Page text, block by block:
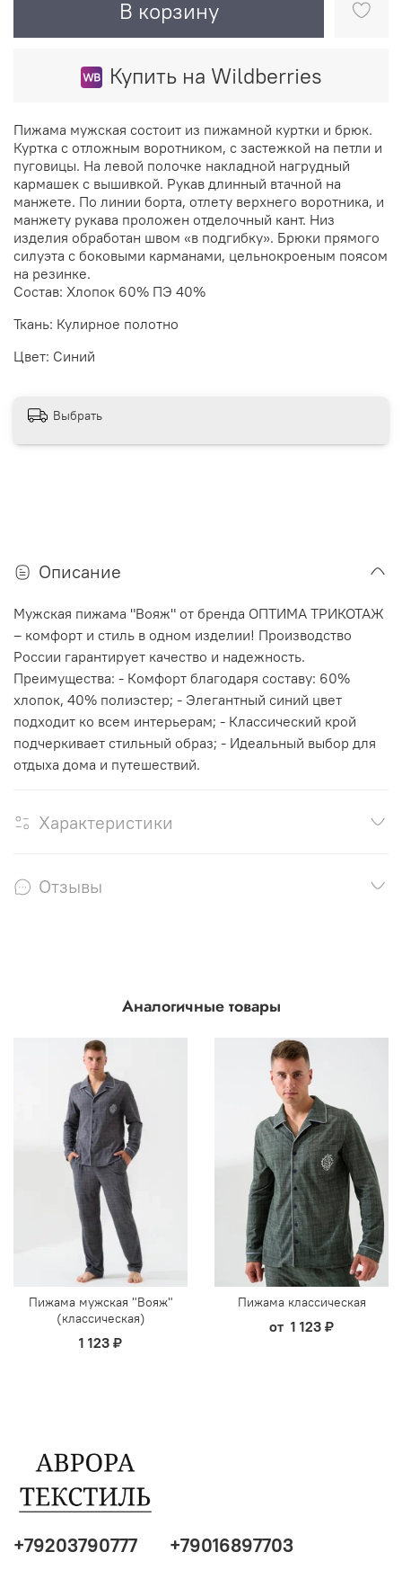
В корзину
Купить на Wildberries
Пижама мужская состоит из пижамной куртки и брюк.
Куртка с отложным воротником, с застежкой на петли и
пуговицы. На левой полочке накладной нагрудный
кармашек с вышивкой. Рукав длинный втачной на
манжете. По линии борта, отлету верхнего воротника, и
манжету рукава проложен отделочный кант. Низ
изделия обработан швом «в подгибку». Брюки прямого
силуэта с боковыми карманами, цельнокроеным поясом
на резинке.
Состав: Хлопок 60% ПЭ 40%
Ткань: Кулирное полотно
Цвет: Синий
Выбрать
Описание
Мужская пижама "Вояж" от бренда ОПТИМА ТРИКОТАЖ
– комфорт и стиль в одном изделии! Производство
России гарантирует качество и надежность.
Преимущества: - Комфорт благодаря составу: 60%
хлопок, 40% полиэстер; - Элегантный синий цвет
подходит ко всем интерьерам; - Классический крой
подчеркивает стильный образ; - Идеальный выбор для
отдыха дома и путешествий.
Характеристики
Отзывы
Аналогичные товары
Пижама мужская "Вояж"
(классическая)
1 123 ₽
Пижама классическая
от 1 123 ₽
+79203790777 +79016897703